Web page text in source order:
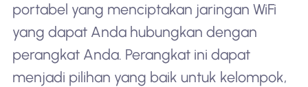
portabel yang menciptakan jaringan WiFi
yang dapat Anda hubungkan dengan
perangkat Anda. Perangkat ini dapat
menjadi pilihan yang baik untuk kelompok,